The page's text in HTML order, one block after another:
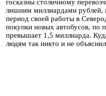
госказны столичному
лишним миллиардами рублей,
период своей работы в
покупки новых автобусов, по
превышает 1,5 миллиарда.
людям так никто и не